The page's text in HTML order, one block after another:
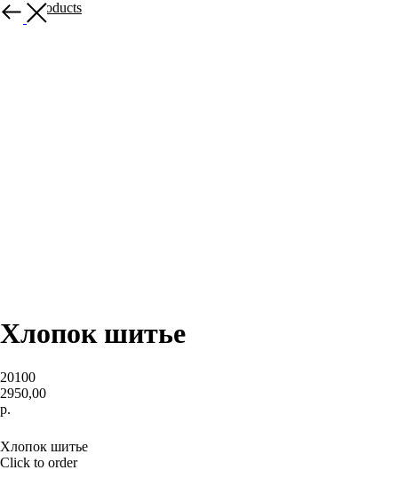
More products
Хлопок шитье
20100
2950,00
р.
Хлопок шитье
Click to order